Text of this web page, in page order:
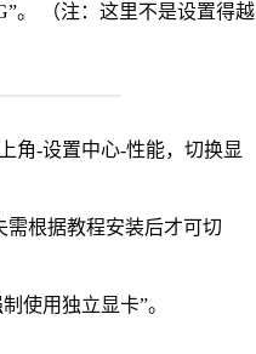
。 （注：这里不是设置得越
角-设置中心-性能，切换显
需根据教程安装后才可切
使用独立显卡”。